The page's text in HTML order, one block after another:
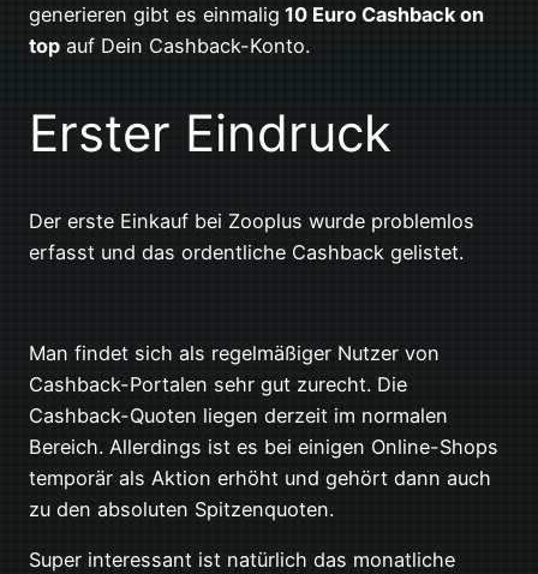
generieren gibt es einmalig 10 Euro Cashback on
top auf Dein Cashback-Konto.
Erster Eindruck
Der erste Einkauf bei Zooplus wurde problemlos
erfasst und das ordentliche Cashback gelistet.
Man findet sich als regelmäßiger Nutzer von
Cashback-Portalen sehr gut zurecht. Die
Cashback-Quoten liegen derzeit im normalen
Bereich. Allerdings ist es bei einigen Online-Shops
temporär als Aktion erhöht und gehört dann auch
zu den absoluten Spitzenquoten.
Super interessant ist natürlich das monatliche